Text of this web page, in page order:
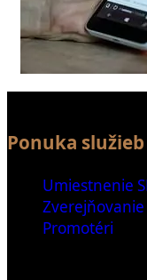
Ponuka služieb
Umiestnenie
Promotéri